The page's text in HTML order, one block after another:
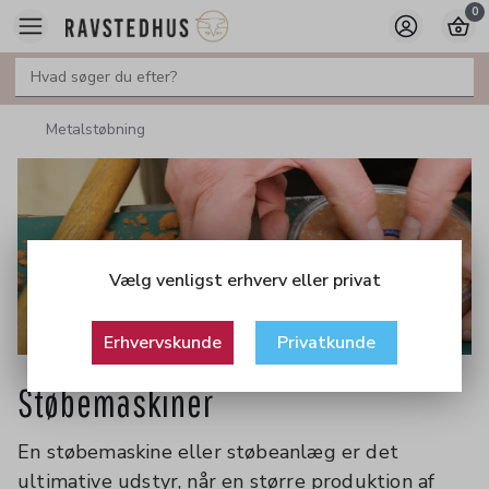
Vælg venligst erhverv eller privat
Erhvervskunde Privatkunde
0
Metalstøbning
Støbemaskiner
En støbemaskine eller støbeanlæg er det
ultimative udstyr, når en større produktion af